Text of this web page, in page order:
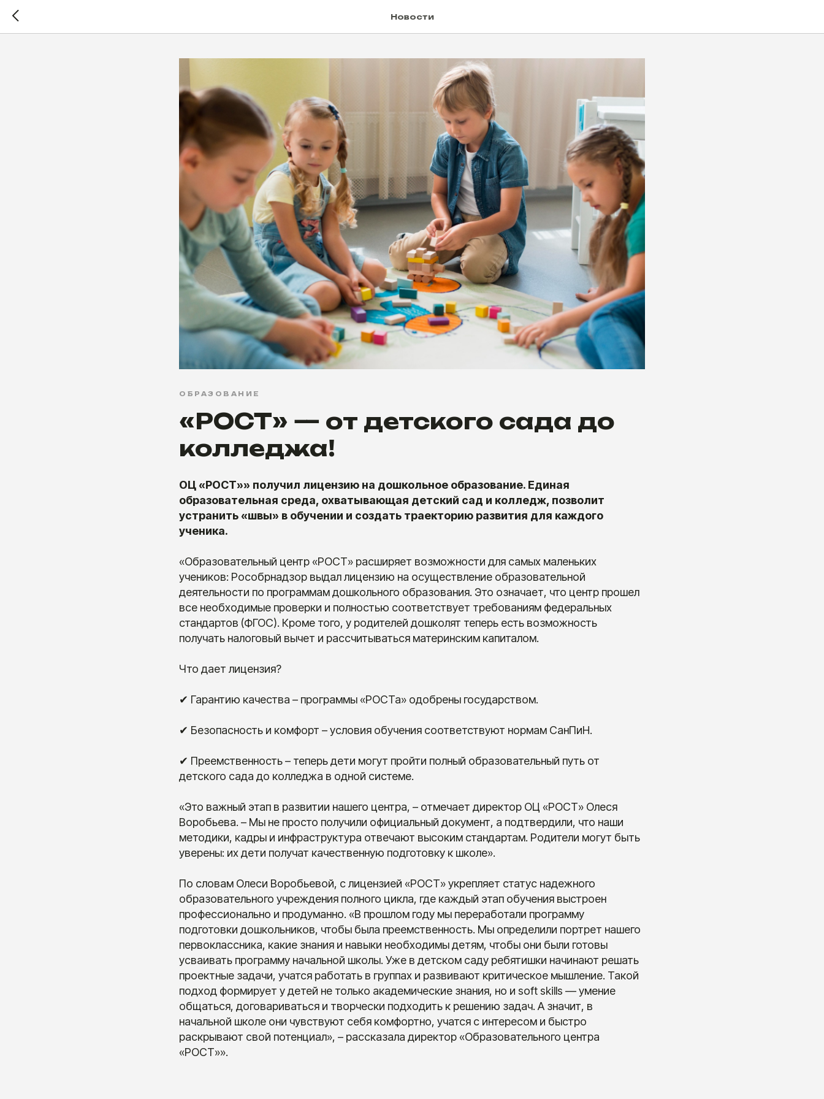
Новости
ОБРАЗОВАНИЕ
«РОСТ» — от детского сада до
колледжа!
ОЦ «РОСТ»» получил лицензию на дошкольное образование. Единая
образовательная среда, охватывающая детский сад и колледж, позволит
устранить «швы» в обучении и создать траекторию развития для каждого
ученика.
«Образовательный центр «РОСТ» расширяет возможности для самых маленьких
учеников: Рособрнадзор выдал лицензию на осуществление образовательной
деятельности по программам дошкольного образования. Это означает, что центр прошел
все необходимые проверки и полностью соответствует требованиям федеральных
стандартов (ФГОС). Кроме того, у родителей дошколят теперь есть возможность
получать налоговый вычет и рассчитываться материнским капиталом.
Что дает лицензия?
✔ Гарантию качества – программы «РОСТа» одобрены государством.
✔ Безопасность и комфорт – условия обучения соответствуют нормам СанПиН.
✔ Преемственность – теперь дети могут пройти полный образовательный путь от
детского сада до колледжа в одной системе.
«Это важный этап в развитии нашего центра, – отмечает директор ОЦ «РОСТ» Олеся
Воробьева. – Мы не просто получили официальный документ, а подтвердили, что наши
методики, кадры и инфраструктура отвечают высоким стандартам. Родители могут быть
уверены: их дети получат качественную подготовку к школе».
По словам Олеси Воробьевой, с лицензией «РОСТ» укрепляет статус надежного
образовательного учреждения полного цикла, где каждый этап обучения выстроен
профессионально и продуманно. «В прошлом году мы переработали программу
подготовки дошкольников, чтобы была преемственность. Мы определили портрет нашего
первоклассника, какие знания и навыки необходимы детям, чтобы они были готовы
усваивать программу начальной школы. Уже в детском саду ребятишки начинают решать
проектные задачи, учатся работать в группах и развивают критическое мышление. Такой
подход формирует у детей не только академические знания, но и soft skills — умение
общаться, договариваться и творчески подходить к решению задач. А значит, в
начальной школе они чувствуют себя комфортно, учатся с интересом и быстро
раскрывают свой потенциал», – рассказала директор «Образовательного центра
«РОСТ»».